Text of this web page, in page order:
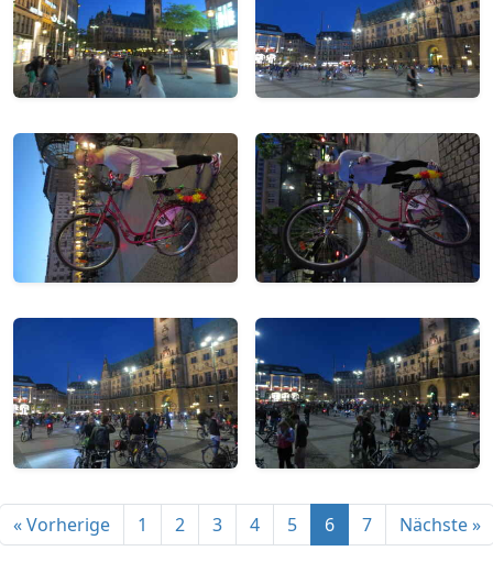
« Vorherige 1 2 3 4 5 6 7 Nächste »